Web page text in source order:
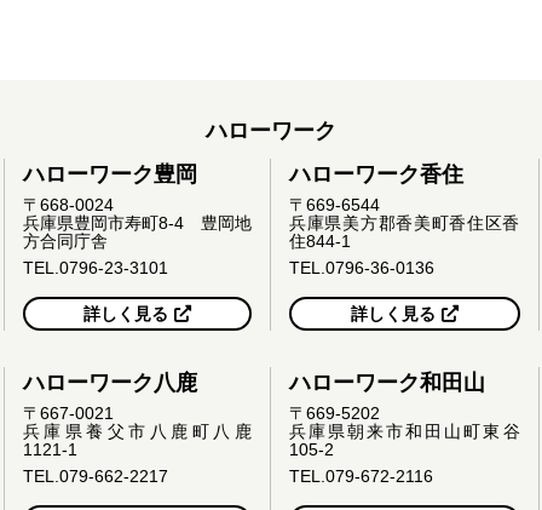
ハローワーク
ハローワーク豊岡
〒668-0024
兵庫県豊岡市寿町8-4 豊岡地
方合同庁舎
TEL.0796-23-3101
詳しく見る
ハローワーク香住
〒669-6544
兵庫県美方郡香美町香住区香
住844-1
TEL.0796-36-0136
詳しく見る
ハローワーク八鹿
〒667-0021
兵庫県養父市八鹿町八鹿
1121-1
TEL.079-662-2217
ハローワーク和田山
〒669-5202
兵庫県朝来市和田山町東谷
105-2
TEL.079-672-2116